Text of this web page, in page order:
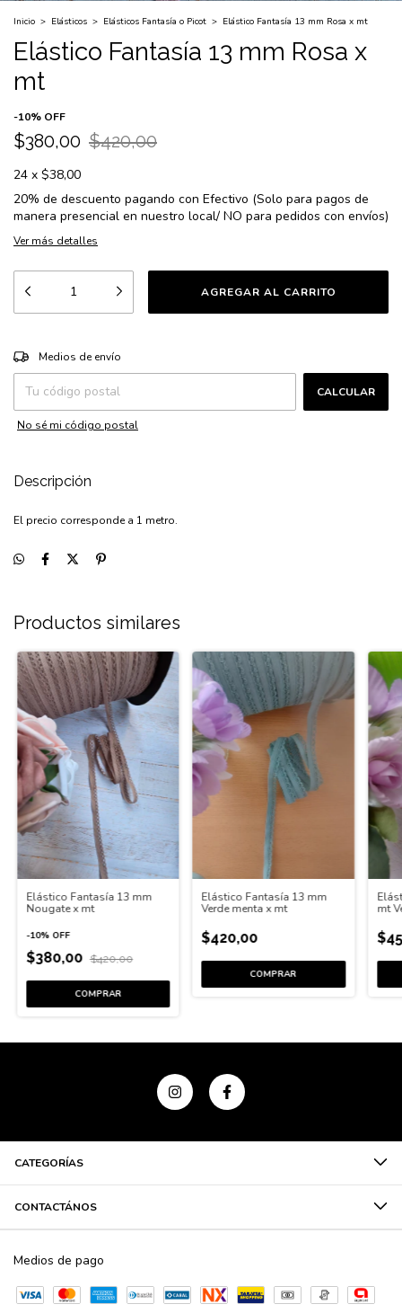
Inicio > Elásticos > Elásticos Fantasía o Picot > Elástico Fantasía 13 mm Rosa x mt
Elástico Fantasía 13 mm Rosa x
mt
-10% OFF
$380,00 $420,00
24 x $38,00
20% de descuento pagando con Efectivo (Solo para pagos de
manera presencial en nuestro local/ NO para pedidos con envíos)
Ver más detalles
Entregas para el CP:
Medios de envío
CALCULAR
No sé mi código postal
Descripción
El precio corresponde a 1 metro.
Productos similares
Elástico Fantasía 13 mm
Nougate x mt
-10% OFF
$380,00 $420,00
Elástico Fantasía 13 mm
Verde menta x mt
$420,00
mt
CATEGORÍAS
CONTACTÁNOS
Medios de pago